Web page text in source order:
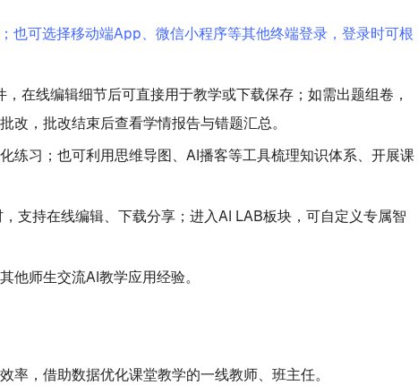
可选择移动端App、微信小程序等其他终端登录，登录时可根
在线编辑细节后可直接用于教学或下载保存；如需出题组卷，
，批改结束后查看学情报告与错题汇总。
练习；也可利用思维导图、AI播客等工具梳理知识体系、开展课
支持在线编辑、下载分享；进入AI LAB板块，可自定义专属智
他师生交流AI教学应用经验。
，借助数据优化课堂教学的一线教师、班主任。